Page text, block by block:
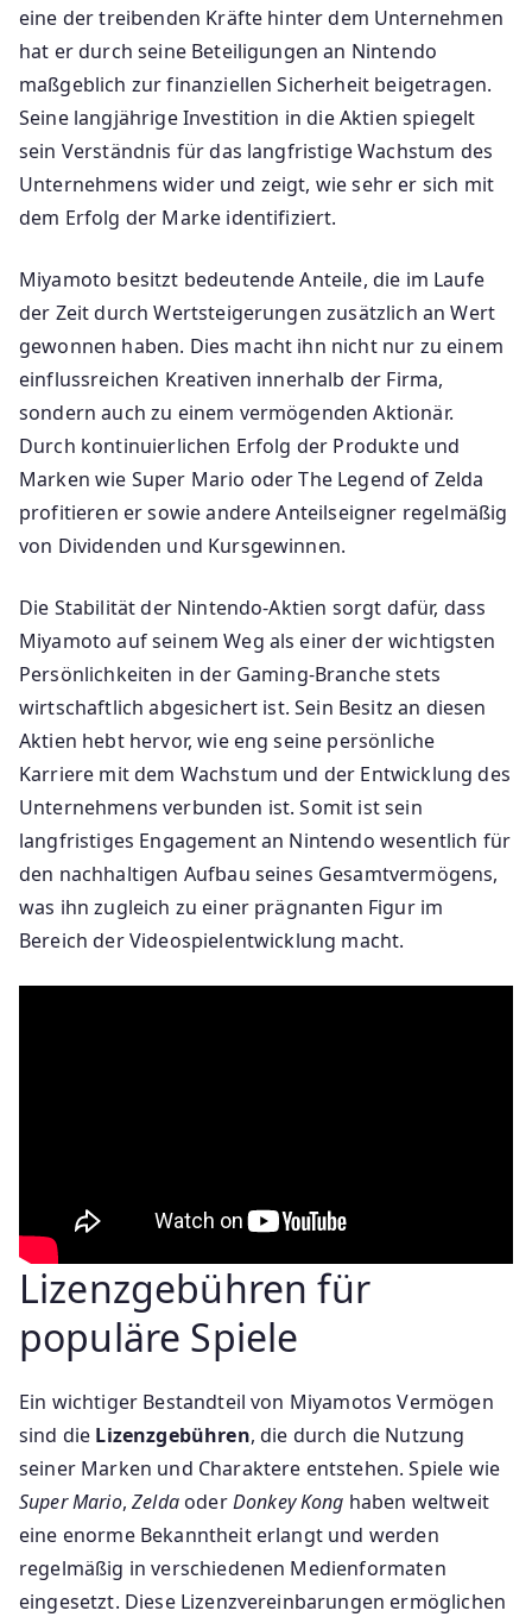
eine der treibenden Kräfte hinter dem Unternehmen
hat er durch seine Beteiligungen an Nintendo
maßgeblich zur finanziellen Sicherheit beigetragen.
Seine langjährige Investition in die Aktien spiegelt
sein Verständnis für das langfristige Wachstum des
Unternehmens wider und zeigt, wie sehr er sich mit
dem Erfolg der Marke identifiziert.
Miyamoto besitzt bedeutende Anteile, die im Laufe
der Zeit durch Wertsteigerungen zusätzlich an Wert
gewonnen haben. Dies macht ihn nicht nur zu einem
einflussreichen Kreativen innerhalb der Firma,
sondern auch zu einem vermögenden Aktionär.
Durch kontinuierlichen Erfolg der Produkte und
Marken wie Super Mario oder The Legend of Zelda
profitieren er sowie andere Anteilseigner regelmäßig
von Dividenden und Kursgewinnen.
Die Stabilität der Nintendo-Aktien sorgt dafür, dass
Miyamoto auf seinem Weg als einer der wichtigsten
Persönlichkeiten in der Gaming-Branche stets
wirtschaftlich abgesichert ist. Sein Besitz an diesen
Aktien hebt hervor, wie eng seine persönliche
Karriere mit dem Wachstum und der Entwicklung des
Unternehmens verbunden ist. Somit ist sein
langfristiges Engagement an Nintendo wesentlich für
den nachhaltigen Aufbau seines Gesamtvermögens,
was ihn zugleich zu einer prägnanten Figur im
Bereich der Videospielentwicklung macht.
Lizenzgebühren für
populäre Spiele
Ein wichtiger Bestandteil von Miyamotos Vermögen
sind die Lizenzgebühren, die durch die Nutzung
seiner Marken und Charaktere entstehen. Spiele wie
Super Mario,ZeldaoderDonkey Kong haben weltweit
eine enorme Bekanntheit erlangt und werden
regelmäßig in verschiedenen Medienformaten
eingesetzt. Diese Lizenzvereinbarungen ermöglichen